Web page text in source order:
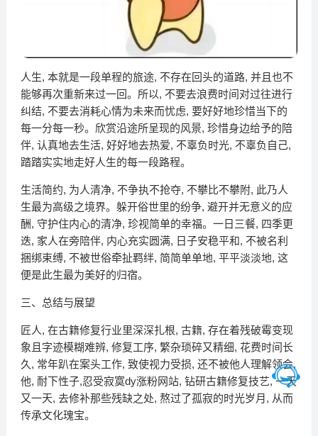
人生, 本就是一段单程的旅途, 不存在回头的道路, 并且也不
能够再次重新来过一回。所以, 不要去浪费时间对过往进行
纠结, 不要去消耗心情为未来而忧虑, 要好好地珍惜当下的
每一分每一秒。欣赏沿途所呈现的风景, 珍惜身边给予的陪
伴, 认真地去生活, 好好地去热爱, 不辜负时光, 不辜负自己,
踏踏实实地走好人生的每一段路程。
生活简约, 为人清净, 不争执不抢夺, 不攀比不攀附, 此乃人
生最为高级之境界。躲开俗世里的纷争, 避开并无意义的应
酬, 守护住内心的清净, 珍视简单的幸福。一日三餐, 四季更
迭, 家人在旁陪伴, 内心充实圆满, 日子安稳平和, 不被名利
捆绑束缚, 不被世俗牵扯羁绊, 简简单单地, 平平淡淡地, 这
便是此生最为美好的归宿。
三、总结与展望
匠人, 在古籍修复行业里深深扎根, 古籍, 存在着残破霉变现
象且字迹模糊难辨, 修复工序, 繁杂琐碎又精细, 花费时间长
久, 常年趴在案头工作, 致使视力受损, 还不被他人理解领会,
他, 耐下性子,忍受寂寞dy涨粉网站, 钻研古籍修复技艺, 一天
又一天, 去修补那些残缺之处, 熬过了孤寂的时光岁月, 从而
传承文化瑰宝。